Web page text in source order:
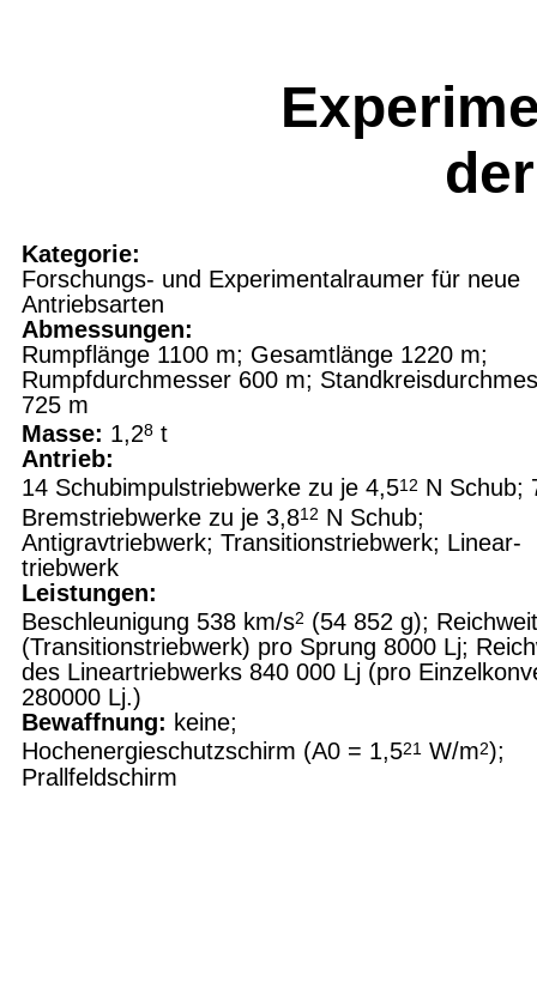
Kategorie:
Forschungs- und Experimentalraumer für neue
Antriebsarten
Abmessungen:
Rumpflänge 1100 m; Gesamtlänge 1220 m;
Rumpfdurchmesser 600 m;
725 m
Masse: 1,28 t
Antrieb:
14 Schubimpulstriebwerke zu je 4,512 N Schub;
Bremstriebwerke zu je 3,812 N Schub;
Antigravtriebwerk; Transitionstriebwerk; Linear­
triebwerk
Leistungen:
Beschleunigung 538 km/s2 (54 852 g);
(Transitionstriebwerk) pro Sprung 8000 Lj;
des Lineartriebwerks 840 000 Lj (pro
280000 Lj.)
Bewaffnung: keine;
Hochenergieschutzschirm (A0 = 1,521 W/m2);
Prallfeldschirm